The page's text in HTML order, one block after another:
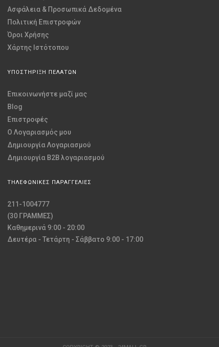
Ασφάλεια & Προσωπικά Δεδομένα
Πολιτική Επιστροφών
Όροι Χρήσης
Χάρτης Ιστότοπου
ΥΠΟΣΤΗΡΙΞΗ ΠΕΛΑΤΩΝ
Επικοινωνήστε μαζί μας
Blog
Επιστροφές
O Λογαριασμός μου
Δημιουργία Λογαριασμού
Δημιουργία B2B λογαριασμού
ΤΗΛΕΦΩΝΙΚΕΣ ΠΑΡΑΓΓΕΛΙΕΣ
211-1004777
(30 ΓΡΑΜΜΕΣ)
Καθημερινά 9:00 - 20:00
Δευτέρα - Τετάρτη - Σάββατο 9:00 - 17:00